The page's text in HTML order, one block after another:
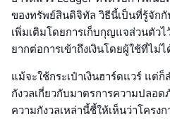
ของทรัพย์สินดิจิทัล วิธีนี้เป็นที่รู้จัก
เพิ่มเติมโดยการเก็บกุญแจส่วนตัว
ยากต่อการเข้าถึงเงินโดยผู้ใช้ที่ไม่
แม้จะใช้กระเป๋าเงินฮาร์ดแวร์ แต่
กังวลเกี่ยวกับมาตรการความปลอ
ความกังวลเหล่านี้ชี้ให้เห็นว่าโครง